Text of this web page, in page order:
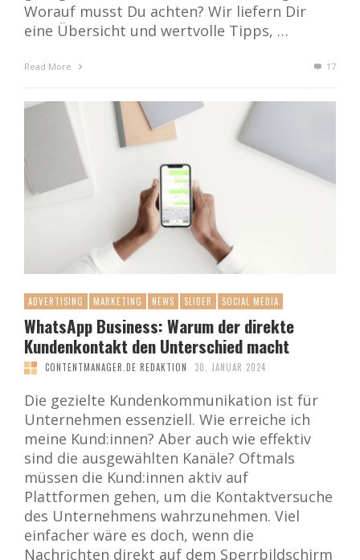
Worauf musst Du achten? Wir liefern Dir
eine Übersicht und wertvolle Tipps, …
Read More 17
ADVERTISING MARKETING NEWS SLIDER SOCIAL MEDIA
WhatsApp Business: Warum der direkte
Kundenkontakt den Unterschied macht
CONTENTMANAGER.DE REDAKTION 30. JANUAR 2024
Die gezielte Kundenkommunikation ist für
Unternehmen essenziell. Wie erreiche ich
meine Kund:innen? Aber auch wie effektiv
sind die ausgewählten Kanäle? Oftmals
müssen die Kund:innen aktiv auf
Plattformen gehen, um die Kontaktversuche
des Unternehmens wahrzunehmen. Viel
einfacher wäre es doch, wenn die
Nachrichten direkt auf dem Sperrbildschirm